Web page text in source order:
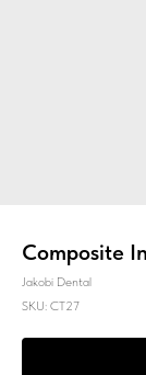
Composite
Jakobi Dental
SKU: CT27